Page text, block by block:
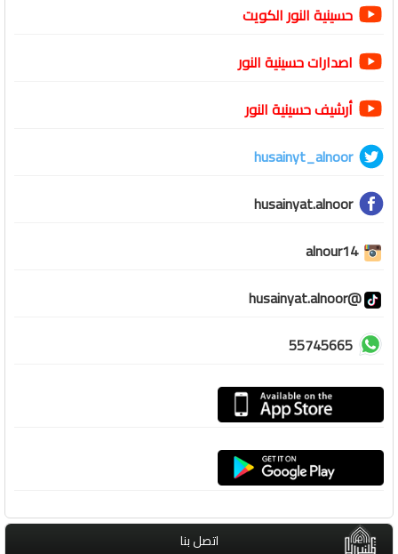
حسينية النور الكويت
اصدارات حسينية النور
أرشيف حسينية النور
husainyt_alnoor
husainyat.alnoor
alnour14
@husainyat.alnoor
55745665
اتصل بنا